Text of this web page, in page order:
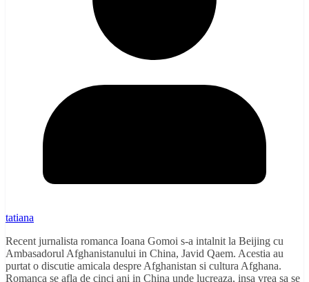
tatiana
Recent jurnalista romanca Ioana Gomoi s-a intalnit la Beijing cu
Ambasadorul Afghanistanului in China, Javid Qaem. Acestia au
purtat o discutie amicala despre Afghanistan si cultura Afghana.
Romanca se afla de cinci ani in China unde lucreaza, insa vrea sa se